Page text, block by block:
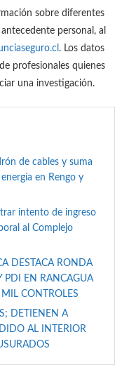
sobre diferentes
personal, al
. Los datos
profesionales quienes
una investigación.
de cables y suma
en Rengo y
intento de ingreso
al Complejo
DESTACA RONDA
PDI EN RANCAGUA
CONTROLES
DETIENEN A
AL INTERIOR